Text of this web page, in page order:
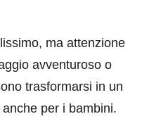
ma attenzione
avventuroso o
trasformarsi in un
per i bambini.